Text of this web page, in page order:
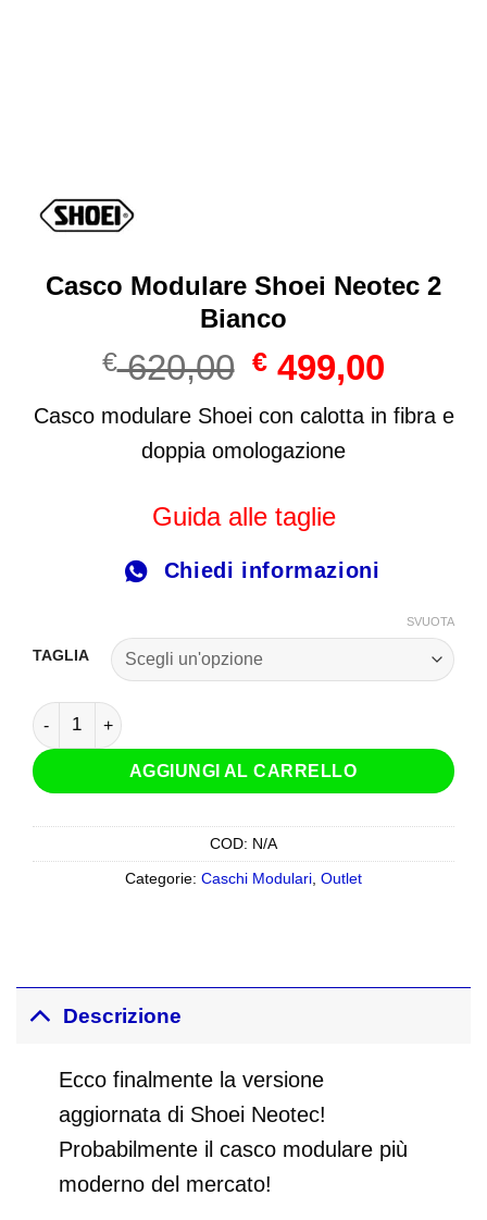
Casco Modulare Shoei Neotec 2
Bianco
€620,00 Il
prezzo
originale
era:
€ 620,00.
€ 499,00
attuale
Casco modulare Shoei con calotta in fibra e
doppia omologazione
Guida alle taglie
Chiedi informazioni
TAGLIA
SVUOTA
Casco Modulare Shoei Neotec 2 Bianco quantità
AGGIUNGI AL CARRELLO
COD: N/A
Categorie: Caschi Modulari, Outlet
Descrizione
Ecco finalmente la versione
aggiornata di Shoei Neotec!
Probabilmente il casco modulare più
moderno del mercato!